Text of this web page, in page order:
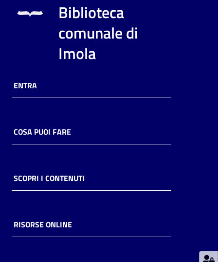
Scopri
online
Piani
Decentrate
Biblioteca
comunale di
Imola
ENTRA
COSA PUOI FARE
SCOPRI I CONTENUTI
RISORSE ONLINE